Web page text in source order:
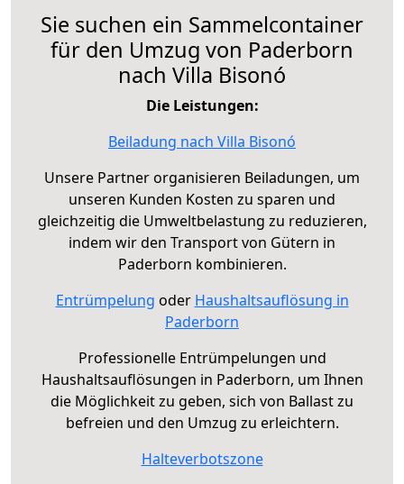
Sie suchen ein Sammelcontainer
für den Umzug von Paderborn
nach Villa Bisonó
Die Leistungen:
Beiladung nach Villa Bisonó
Unsere Partner organisieren Beiladungen, um
unseren Kunden Kosten zu sparen und
gleichzeitig die Umweltbelastung zu reduzieren,
indem wir den Transport von Gütern in
Paderborn kombinieren.
Entrümpelung oder Haushaltsauflösung in
Paderborn
Professionelle Entrümpelungen und
Haushaltsauflösungen in Paderborn, um Ihnen
die Möglichkeit zu geben, sich von Ballast zu
befreien und den Umzug zu erleichtern.
Halteverbotszone